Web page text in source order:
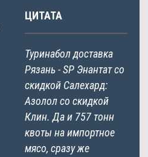
ЦИТАТА
Туринабол доставка
Рязань - SP Энантат со
скидкой Салехард:
Азолол со скидкой
Клин. Да и 757 тонн
квоты на импортное
мясо, сразу же